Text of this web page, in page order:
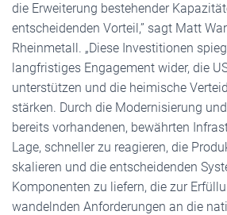
die Erweiterung bestehender
entscheidenden Vorteil,” sagt Matt
Rheinmetall. „Diese Investitionen
langfristiges Engagement wider, die
unterstützen und die heimische
stärken. Durch die Modernisierung
bereits vorhandenen, bewährten
Lage, schneller zu reagieren, die
skalieren und die entscheidenden
Komponenten zu liefern, die zur
wandelnden Anforderungen an die